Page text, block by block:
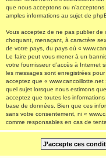
que nous acceptons ou
amples informations au sujet de
Vous acceptez de ne pas publier de
choquant, menaçant, à caractère
de votre pays, du pays où «
Le faire peut vous mener à un
votre fournisseur d’accès à Internet
les messages sont enregistrées
acceptez que « www.cancoillotte.net
quel sujet lorsque nous estimons
acceptez que toutes les
base de données. Bien que ces
sans votre consentement, ni «
comme responsables en cas de